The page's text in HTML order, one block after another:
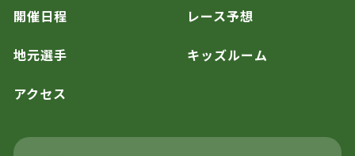
開催日程 レース予想
地元選手 キッズルーム
アクセス